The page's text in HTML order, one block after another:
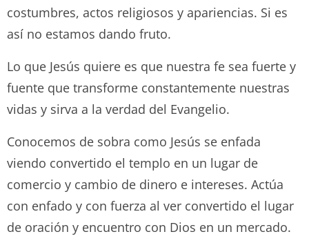
costumbres, actos religiosos y apariencias. Si es
así no estamos dando fruto.
Lo que Jesús quiere es que nuestra fe sea fuerte y
fuente que transforme constantemente nuestras
vidas y sirva a la verdad del Evangelio.
Conocemos de sobra como Jesús se enfada
viendo convertido el templo en un lugar de
comercio y cambio de dinero e intereses. Actúa
con enfado y con fuerza al ver convertido el lugar
de oración y encuentro con Dios en un mercado.